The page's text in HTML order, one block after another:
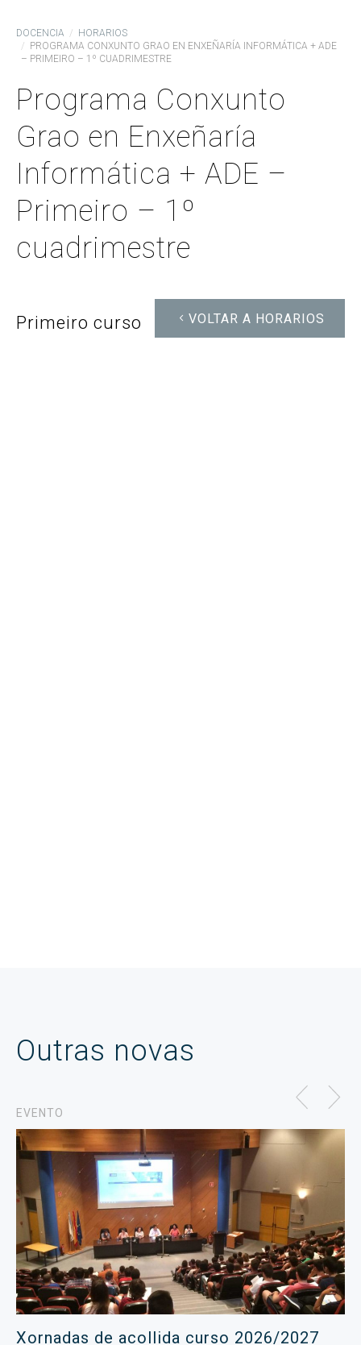
DOCENCIA
HORARIOS
PROGRAMA CONXUNTO GRAO EN ENXEÑARÍA INFORMÁTICA + ADE
– PRIMEIRO – 1º CUADRIMESTRE
Programa Conxunto
Grao en Enxeñaría
Informática + ADE –
Primeiro – 1º
cuadrimestre
VOLTAR A HORARIOS
Primeiro curso
Outras novas
EVENTO
Xornadas de acollida curso 2026/2027